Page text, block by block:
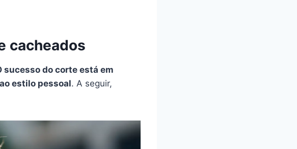
cacheados
sucesso do corte está em
estilo pessoal. A seguir,